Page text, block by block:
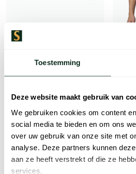
Toestemming
Deze website maakt gebruik van
We gebruiken cookies om content
social media te bieden en om ons
over uw gebruik van onze site met
analyse. Deze partners kunnen
aan ze heeft verstrekt of die ze
services.
Meyer
Roma chino beige
€ 129,99 € 65,00
-
Toevoegen